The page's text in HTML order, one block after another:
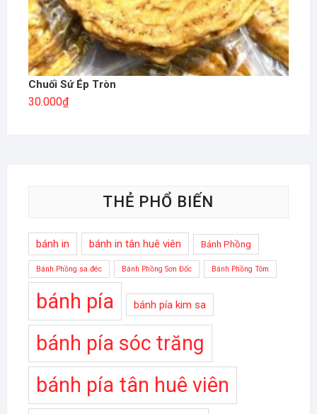
Chuối Sứ Ép Tròn
30.000₫
THẺ PHỔ BIẾN
bánh in bánh in tân huê viên Bánh Phồng
Bánh Phồng sa đéc Bánh Phồng Sơn Đốc Bánh Phồng Tôm
bánh pía bánh pía kim sa
bánh pía sóc trăng
bánh pía tân huê viên